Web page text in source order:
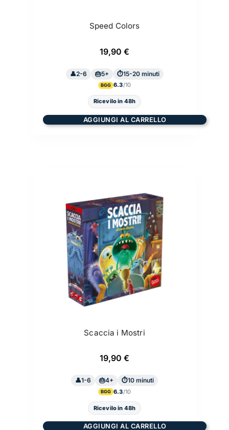
Speed Colors
19,90 €
2-6 5+ 15-20 minuti
BGG 6.3
Ricevilo in 48h
AGGIUNGI AL CARRELLO
Scaccia i Mostri
19,90 €
1-6 4+ 10 minuti
BGG 6.3
Ricevilo in 48h
AGGIUNGI AL CARRELLO